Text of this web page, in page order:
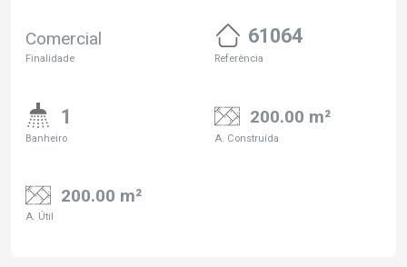
Comercial
Finalidade
61064
Referência
1
Banheiro
200.00 m²
A. Construída
200.00 m²
A. Útil